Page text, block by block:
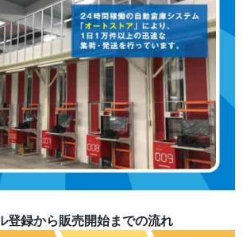
登録から販売開始までの流れ